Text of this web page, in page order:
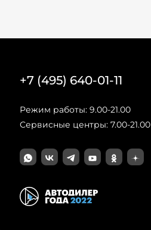
+7 (495) 640-01-11
Режим работы: 9.00-21.00
Сервисные центры: 7.00-21.00